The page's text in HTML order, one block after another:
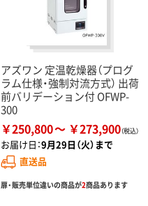
アズワン 定温乾燥器（プログ
ラム仕様・強制対流方式） 出荷
前バリデーション付 OFWP-
300
￥250,800 ￥273,900
お届け日：9月29日（火）まで
直送品
扉・販売単位違いの商品が2商品あります